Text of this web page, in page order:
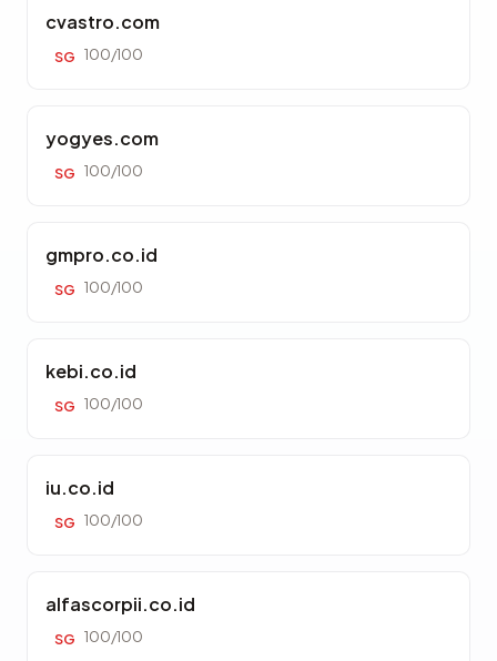
cvastro.com
SG 100/100
yogyes.com
SG 100/100
gmpro.co.id
SG 100/100
kebi.co.id
SG 100/100
iu.co.id
SG 100/100
alfascorpii.co.id
SG 100/100